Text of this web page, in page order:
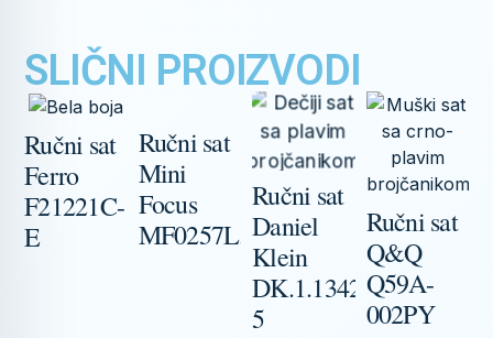
SLIČNI PROIZVODI
Ručni sat
Ferro
F21221C-
E
Ručni sat
Mini
Focus
MF0257L.02
Ručni sat
Daniel
Klein
DK.1.13422-
5
Ručni sat
Q&Q
Q59A-
002PY